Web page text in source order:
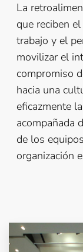
La
que reciben
trabajo y el
movilizar el
compromiso
hacia una
eficazmente
acompañada
de los
organización